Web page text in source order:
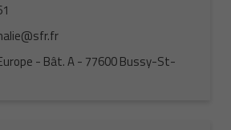
- Bât. A - 77600 Bussy-St-